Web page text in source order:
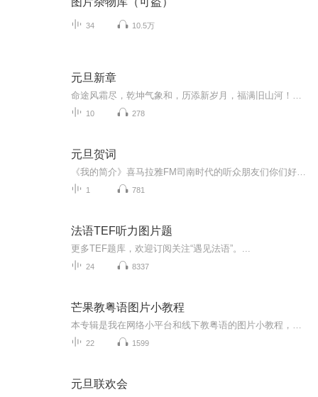
34 10.5万
元旦新章
10 278
元旦贺词
1 781
法语TEF听力图片题
更多TEF题库，欢迎订阅关注“遇见法语”。...
24 8337
芒果教粤语图片小教程
22 1599
元旦联欢会